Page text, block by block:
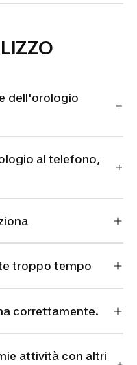
dell'orologio
al telefono,
troppo tempo
correttamente.
attività con altri